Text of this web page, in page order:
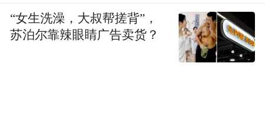
“女生洗澡，大叔帮搓背”，
苏泊尔靠辣眼睛广告卖货？